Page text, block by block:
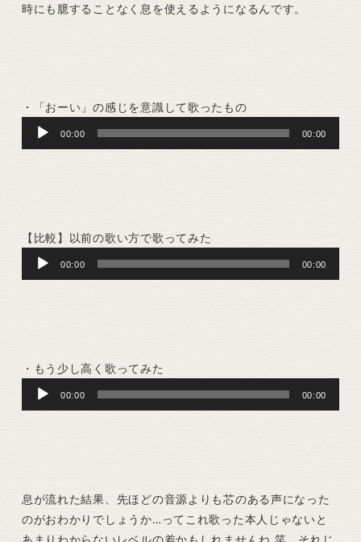
時にも臆することなく息を使えるようになるんです。
・「おーい」の感じを意識して歌ったもの
Audio
Player
00:00 00:00
【比較】以前の歌い方で歌ってみた
Audio
Player
00:00 00:00
・もう少し高く歌ってみた
Audio
Player
00:00 00:00
息が流れた結果、先ほどの音源よりも芯のある声になった
のがおわかりでしょうか…ってこれ歌った本人じゃないと
あまりわからないレベルの差かもしれませんね 笑。それじ